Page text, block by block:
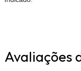
Avaliações